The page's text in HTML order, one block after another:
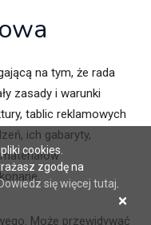
na tym, że rada
zasady i warunki
tablic reklamowych
ich gabaryty,
Może przewidywać
cookies.
zgodę na
Dowiedz się więcej tutaj
×